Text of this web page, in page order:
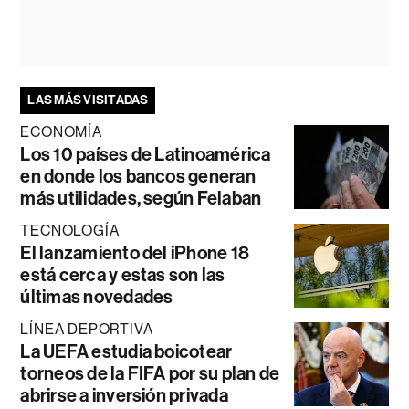
LAS MÁS VISITADAS
ECONOMÍA
Los 10 países de Latinoamérica
en donde los bancos generan
más utilidades, según Felaban
TECNOLOGÍA
El lanzamiento del iPhone 18
está cerca y estas son las
últimas novedades
LÍNEA DEPORTIVA
La UEFA estudia boicotear
torneos de la FIFA por su plan de
abrirse a inversión privada